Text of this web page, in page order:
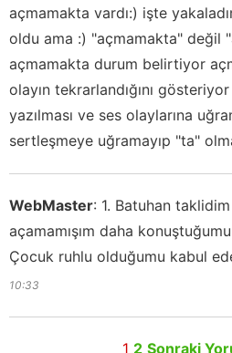
açmamakta vardı:) işte
oldu ama :) "açmamakta" değil
açmamakta durum belirtiyor
olayın tekrarlandığını
yazılması ve ses olaylarına
sertleşmeye uğramayıp "ta"
WebMaster: 1. Batuhan
açamamışım daha
Çocuk ruhlu olduğumu kabul
10:33
1 2 Sonraki